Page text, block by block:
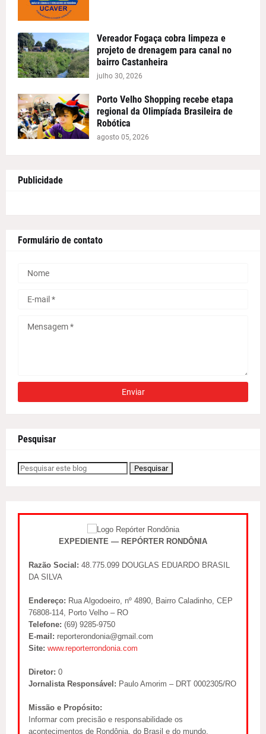
Vereador Fogaça cobra limpeza e
projeto de drenagem para canal no
bairro Castanheira
julho 30, 2026
Porto Velho Shopping recebe etapa
regional da Olimpíada Brasileira de
Robótica
agosto 05, 2026
Publicidade
Formulário de contato
Pesquisar
EXPEDIENTE — REPÓRTER RONDÔNIA
Razão Social: 48.775.099 DOUGLAS EDUARDO BRASIL
DA SILVA
Endereço: Rua Algodoeiro, nº 4890, Bairro Caladinho, CEP
76808-114, Porto Velho – RO
Telefone: (69) 9285-9750
E-mail: reporterondonia@gmail.com
Site: www.reporterrondonia.com
Diretor: 0
Jornalista Responsável: Paulo Amorim – DRT 0002305/RO
Missão e Propósito:
Informar com precisão e responsabilidade os
acontecimentos de Rondônia, do Brasil e do mundo,